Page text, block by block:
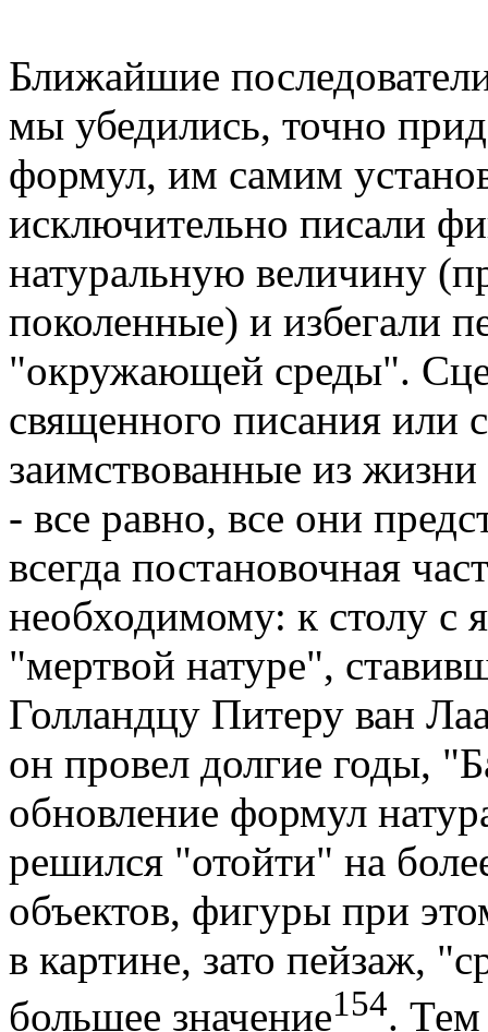
Ближайшие
мы убедились, точно
формул, им самим
исключительно писали
натуральную величину
поколенные) и избегали
"окружающей среды".
священного писания или
заимствованные из
- все равно, все они
всегда постановочная
необходимому: к столу с
"мертвой натуре",
Голландцу Питеру ван
он провел долгие годы,
обновление формул
решился "отойти" на
объектов, фигуры при
в картине, зато пейзаж,
большее значение154.